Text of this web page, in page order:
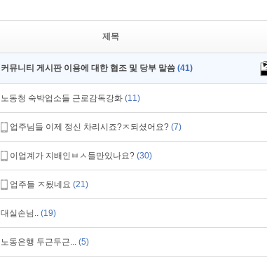
제목
커뮤니티 게시판 이용에 대한 협조 및 당부 말씀 (41)
노동청 숙박업소들 근로감독강화 (11)
업주님들 이제 정신 차리시죠?ㅈ되셨어요? (7)
이업계가 지배인ㅂㅅ들만있나요? (30)
업주들 ㅈ됬네요 (21)
대실손님.. (19)
노동은행 두근두근... (5)